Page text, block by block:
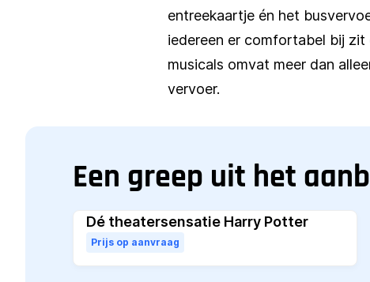
entreekaartje én het
iedereen er comfortabel bij
musicals omvat meer dan
vervoer.
Een greep uit het
Dé theatersensatie Harry Potter
Prijs op aanvraag